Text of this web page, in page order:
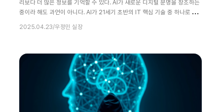
리보다 더 많은 정보를 기억할 수 있다. AI가 새로운 디지털 문명을 창조하는
중이라 해도 과언이 아니다. AI가 21세기 초반의 IT 핵심 기술 중 하나로 자
하는 지능형 방어체계의 중심축이 되고 있다. 그러나 밝은 면이 있으면 어두
2025.04.23/우정민 실장